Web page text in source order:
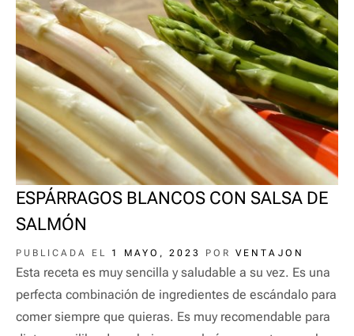
ESPÁRRAGOS BLANCOS CON SALSA DE
SALMÓN
PUBLICADA EL 1 MAYO, 2023 POR VENTAJON
Esta receta es muy sencilla y saludable a su vez. Es una
perfecta combinación de ingredientes de escándalo para
comer siempre que quieras. Es muy recomendable para